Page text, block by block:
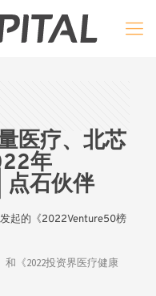
医疗、北芯
年
石伙伴
起的《2022Venture50榜
和《2022投资界医疗健康